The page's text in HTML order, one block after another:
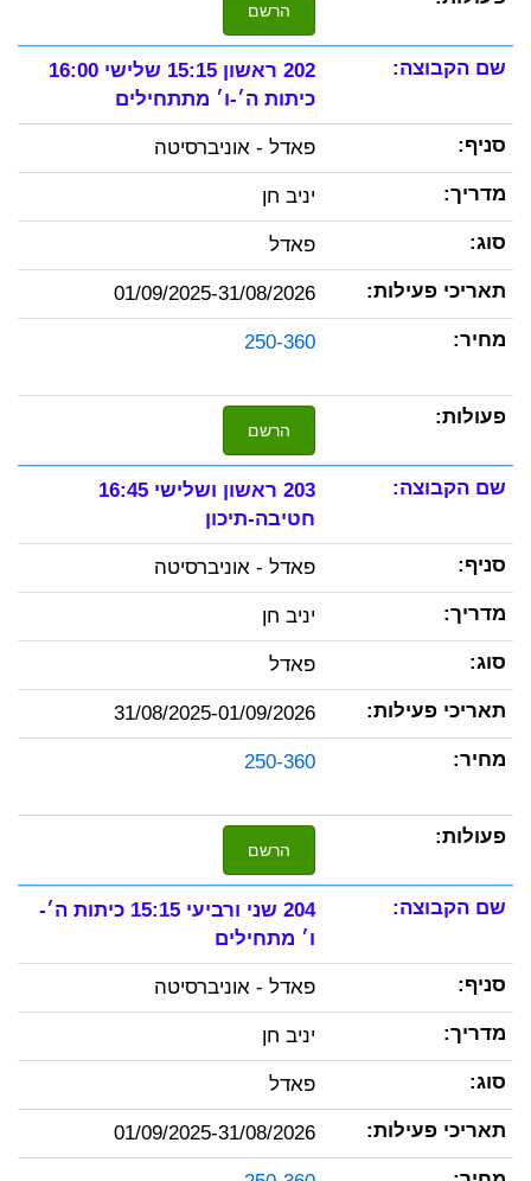
הרשם
202 ראשון 15:15 שלישי 16:00
כיתות ה׳-ו׳ מתתחילים
פאדל - אוניברסיטה
יניב חן
פאדל
01/09/2025-31/08/2026
250-360
הרשם
203 ראשון ושלישי 16:45
חטיבה-תיכון
פאדל - אוניברסיטה
יניב חן
פאדל
31/08/2025-01/09/2026
250-360
הרשם
204 שני ורביעי 15:15 כיתות ה׳-
ו׳ מתחילים
פאדל - אוניברסיטה
יניב חן
פאדל
01/09/2025-31/08/2026